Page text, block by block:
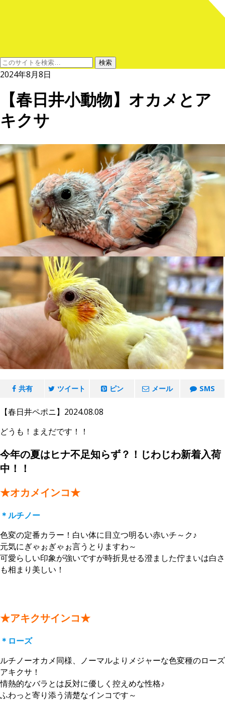
2024年8月8日
【春日井小動物】オカメとア
キクサ
共有 ツイート ピン メール SMS
【春日井ペポニ】2024.08.08
どうも！まえだです！！
今年の夏はヒナ不足知らず？！じわじわ新着入荷
中！！
★オカメインコ★
＊ルチノー
色変の定番カラー！白い体に目立つ明るい赤いチ～ク♪
元気にぎゃぉぎゃぉ言うとりますわ～
可愛らしい印象が強いですが時折見せる澄ました佇まいは白さ
も相まり美しい！
★アキクサインコ★
＊ローズ
ルチノーオカメ同様、ノーマルよりメジャーな色変種のローズ
アキクサ！
情熱的なバラとは反対に優しく控えめな性格♪
ふわっと寄り添う清楚なインコです～